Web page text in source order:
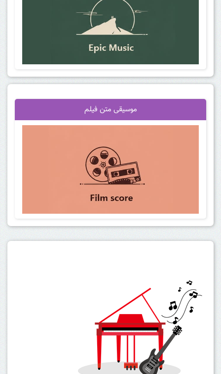
موسیقی متن فیلم